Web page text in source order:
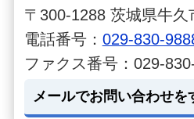
〒300-1288 茨城県牛久
電話番号： 029-830-
ファクス番号：029-
メールでお問い合わせを